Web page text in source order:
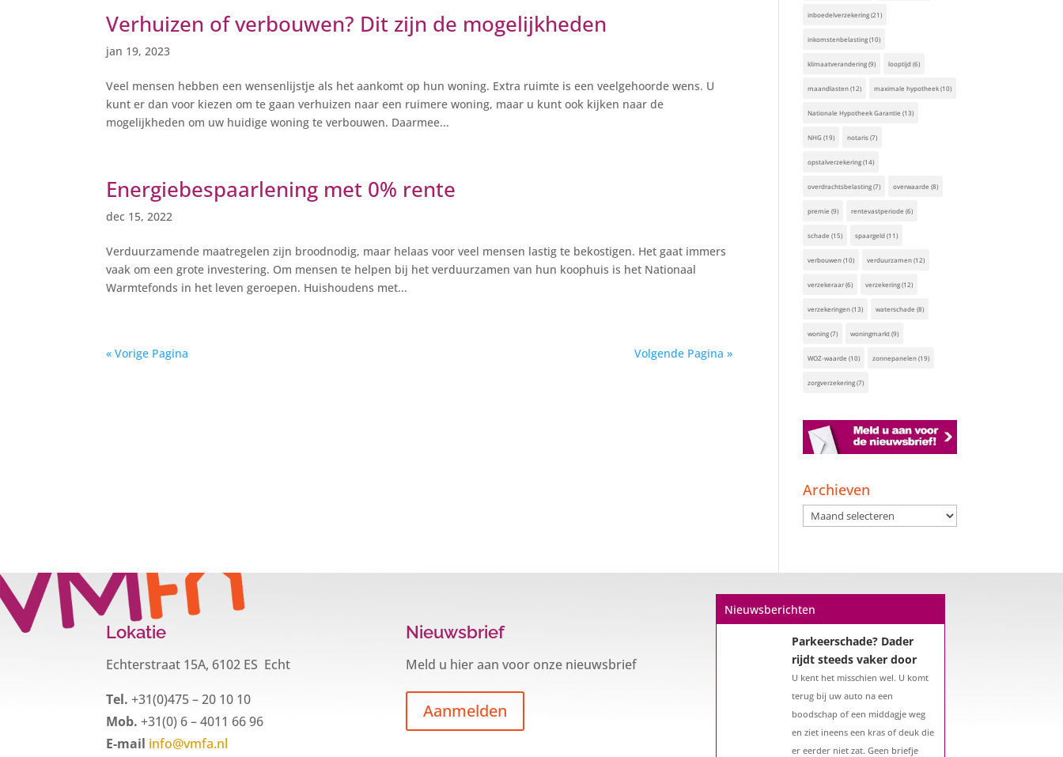
Verhuizen of verbouwen? Dit zijn de mogelijkheden
jan 19, 2023
Veel mensen hebben een wensenlijstje als het aankomt op hun woning. Extra ruimte is een veelgehoorde wens. U
kunt er dan voor kiezen om te gaan verhuizen naar een ruimere woning, maar u kunt ook kijken naar de
mogelijkheden om uw huidige woning te verbouwen. Daarmee...
Energiebespaarlening met 0% rente
dec 15, 2022
Verduurzamende maatregelen zijn broodnodig, maar helaas voor veel mensen lastig te bekostigen. Het gaat immers
vaak om een grote investering. Om mensen te helpen bij het verduurzamen van hun koophuis is het Nationaal
Warmtefonds in het leven geroepen. Huishoudens met...
« Vorige Pagina Volgende Pagina »
inboedelverzekering(21)
inkomstenbelasting(10)
klimaatverandering(9) looptijd(6)
maandlasten(12) maximale hypotheek(10)
Nationale Hypotheek Garantie (13)
NHG(19) notaris(7)
opstalverzekering(14)
overdrachtsbelasting(7) overwaarde (8)
premie (9) rentevastperiode (6)
schade (15) spaargeld(11)
verbouwen(10) verduurzamen(12)
verzekeraar(6) verzekering(12)
verzekeringen(13) waterschade (8)
woning(7) woningmarkt(9)
WOZ-waarde (10) zonnepanelen(19)
zorgverzekering(7)
Archieven
Archieven
Lokatie
Echterstraat 15A, 6102 ES Echt
Tel. +31(0)475 – 20 10 10
Mob. +31(0) 6 – 4011 66 96
E-mail info@vmfa.nl
Nieuwsbrief
Meld u hier aan voor onze nieuwsbrief
Aanmelden
Nieuwsberichten
Een hypotheek na uw
mogelijkheden
De woningmarkt is nog steeds in
beweging. Misschien denkt u na
hypotheek als u 57 jaar of ouder
bent?...
Parkeerschade? Dader
rijdt steeds vaker door
U kent het misschien wel. U komt
terug bij uw auto na een
boodschap of een middagje weg
en ziet ineens een kras of deuk die
er eerder niet zat. Geen briefje